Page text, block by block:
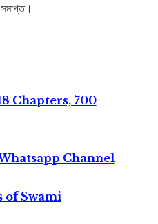
Chapters, 700
Channel
of Swami